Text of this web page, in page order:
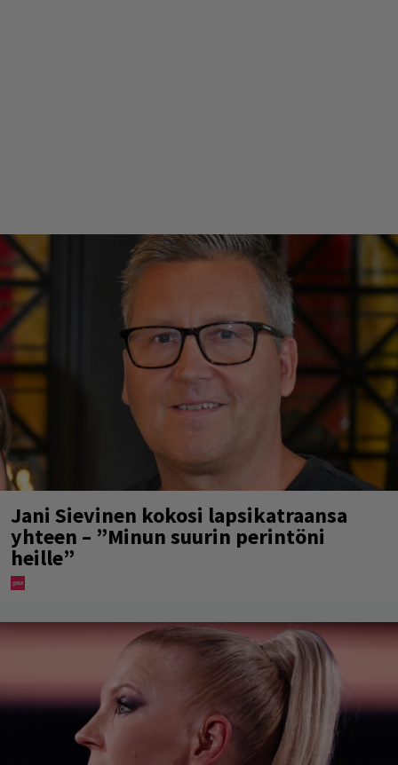
Jani Sievinen kokosi lapsikatraansa
yhteen – ”Minun suurin perintöni
heille”